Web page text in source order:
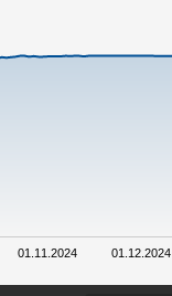
01.11.2024 01.12.2024